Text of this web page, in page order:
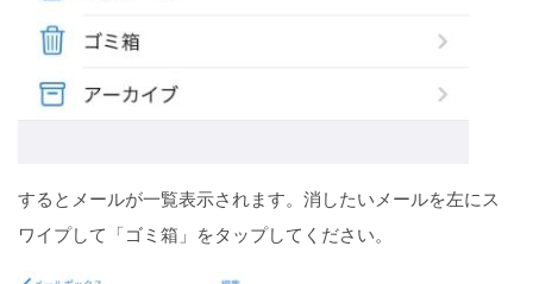
するとメールが一覧表示されます。消したいメールを左にス
ワイプして「ゴミ箱」をタップしてください。